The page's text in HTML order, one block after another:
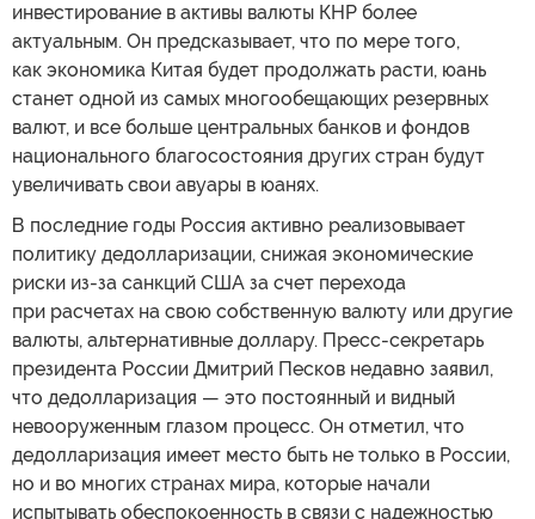
инвестирование в активы валюты КНР более
актуальным. Он предсказывает, что по мере того,
как экономика Китая будет продолжать расти, юань
станет одной из самых многообещающих резервных
валют, и все больше центральных банков и фондов
национального благосостояния других стран будут
увеличивать свои авуары в юанях.
В последние годы Россия активно реализовывает
политику дедолларизации, снижая экономические
риски из-за санкций США за счет перехода
при расчетах на свою собственную валюту или другие
валюты, альтернативные доллару. Пресс-секретарь
президента России Дмитрий Песков недавно заявил,
что дедолларизация — это постоянный и видный
невооруженным глазом процесс. Он отметил, что
дедолларизация имеет место быть не только в России,
но и во многих странах мира, которые начали
испытывать обеспокоенность в связи с надежностью